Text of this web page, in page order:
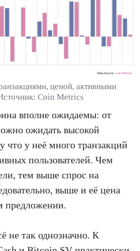
ценой, активными
Coin Metrics
вполне ожидаемы: от
ожидать высокой
что у неё много транзакций
пользователей. Чем
тем выше спрос на
выше и её цена
предложении.
не так однозначно. К